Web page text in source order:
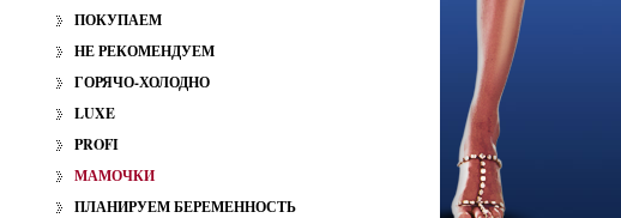
ПОКУПАЕМ
НЕ РЕКОМЕНДУЕМ
ГОРЯЧО-ХОЛОДНО
LUXE
PROFI
МАМОЧКИ
ПЛАНИРУЕМ БЕРЕМЕННОСТЬ